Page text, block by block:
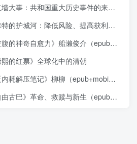
大事：共和国重大历史事件的来龙去脉》（全二册）（pdf）
护城河：降低风险、提高获利的股市真规则(epub+azw3+mobi)
的神奇自愈力》船濑俊介（epub+mobi+azw3+pdf）
熙的红票》全球化中的清朝
耗解压笔记》柳柳（epub+mobi+azw3+pdf）
古巴》革命、救赎与新生（epub+mobi+azw3+pdf）